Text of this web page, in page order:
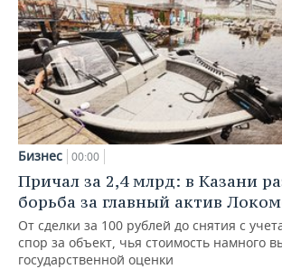
Бизнес 00:00
Причал за 2,4 млрд: в Казани
борьба за главный актив
От сделки за 100 рублей до снятия с
спор за объект, чья стоимость намного
государственной оценки